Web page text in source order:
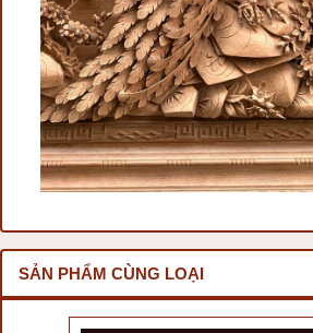
SẢN PHẨM CÙNG LOẠI